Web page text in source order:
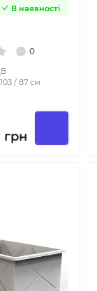
В наявності
0
/ 87 см
грн